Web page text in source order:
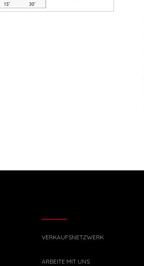
VERKAUFSNETZWERK
ARBEITE MIT UNS